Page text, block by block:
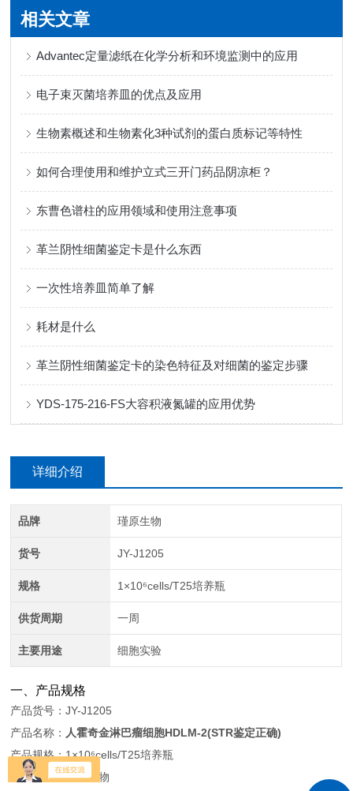
相关文章
Advantec定量滤纸在化学分析和环境监测中的应用
电子束灭菌培养皿的优点及应用
生物素概述和生物素化3种试剂的蛋白质标记等特性
如何合理使用和维护立式三开门药品阴凉柜？
东曹色谱柱的应用领域和使用注意事项
革兰阴性细菌鉴定卡是什么东西
一次性培养皿简单了解
耗材是什么
革兰阴性细菌鉴定卡的染色特征及对细菌的鉴定步骤
YDS-175-216-FS大容积液氮罐的应用优势
详细介绍
品牌 瑾原生物
货号 JY-J1205
规格 1×10⁶cells/T25培养瓶
供货周期 一周
主要用途 细胞实验
一、产品规格
产品货号：JY-J1205
产品名称： 人霍奇金淋巴瘤细胞HDLM-2(STR鉴定正确)
产品规格：1×10⁶cells/T25培养瓶
产品品牌：瑾原生物